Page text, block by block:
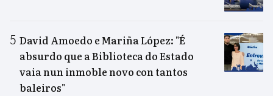
David Amoedo e Mariña López: "É
absurdo que a Biblioteca do Estado
vaia nun inmoble novo con tantos
baleiros"